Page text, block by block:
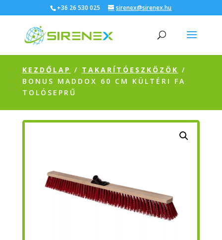
+36 26 530 025 sirenex@sirenex.hu
KEZDŐLAP / TAKARÍTÓESZKÖZÖK /
BONUS MADDOX 60 CM KÜLTÉRI FA
TOLÓSEPRŰ